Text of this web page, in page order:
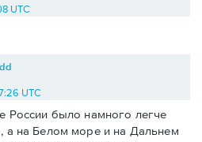
UTC
UTC
России было намного легче
а на Белом море и на Дальнем